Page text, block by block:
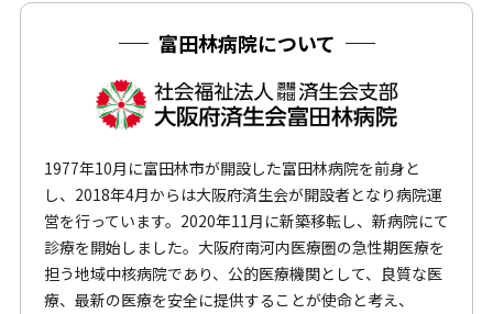
富田林病院について
1977年10月に富田林市が開設した富田林病院を前身と
し、2018年4月からは大阪府済生会が開設者となり病院運
営を行っています。2020年11月に新築移転し、新病院にて
診療を開始しました。大阪府南河内医療圏の急性期医療を
担う地域中核病院であり、公的医療機関として、良質な医
療、最新の医療を安全に提供することが使命と考え、